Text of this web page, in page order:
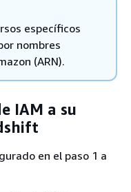
específicos
nombres
(ARN).
IAM a su
en el paso 1 a